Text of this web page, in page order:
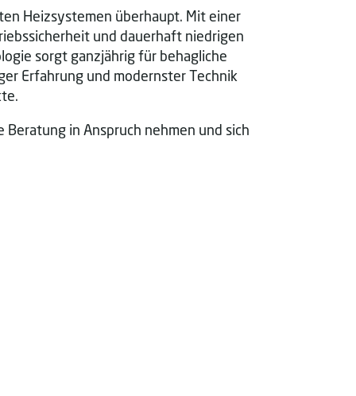
Heizsystemen überhaupt. Mit einer
und dauerhaft niedrigen
sorgt ganzjährig für behagliche
Erfahrung und modernster Technik
in Anspruch nehmen und sich